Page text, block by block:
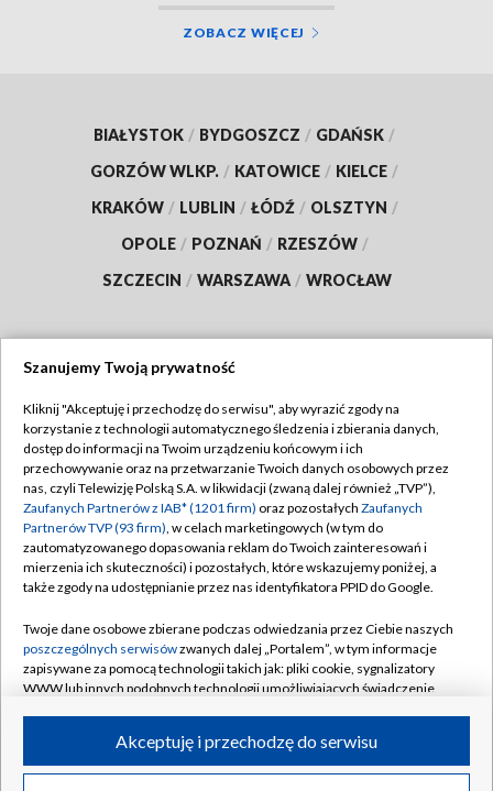
ZOBACZ WIĘCEJ
BIAŁYSTOK / BYDGOSZCZ / GDAŃSK /
GORZÓW WLKP. / KATOWICE / KIELCE /
KRAKÓW / LUBLIN / ŁÓDŹ / OLSZTYN /
OPOLE / POZNAŃ / RZESZÓW /
SZCZECIN / WARSZAWA / WROCŁAW
TVP
Abonament TVP
Emisja w TVP
Centrum informacji TVP
Naziemna Telewizja Cyfrowa
Rada Programowa
System NOS
Informacje o nadawcy
Program dla prasy
Regulamin TVP
Polityka prywatności
Moje zgody
Pomoc
Kontakt
Kanały
©2026 Telewizja Polska S.A. w likwidacji
Szanujemy Twoją prywatność
Kliknij "Akceptuję i przechodzę do serwisu", aby wyrazić zgody na
korzystanie z technologii automatycznego śledzenia i zbierania danych,
dostęp do informacji na Twoim urządzeniu końcowym i ich
przechowywanie oraz na przetwarzanie Twoich danych osobowych przez
nas, czyli Telewizję Polską S.A. w likwidacji (zwaną dalej również „TVP”),
Zaufanych Partnerów z IAB* (1201 firm) oraz pozostałych Zaufanych
Partnerów TVP (93 firm), w celach marketingowych (w tym do
zautomatyzowanego dopasowania reklam do Twoich zainteresowań i
mierzenia ich skuteczności) i pozostałych, które wskazujemy poniżej, a
także zgody na udostępnianie przez nas identyfikatora PPID do Google.
Twoje dane osobowe zbierane podczas odwiedzania przez Ciebie naszych
poszczególnych serwisówzwanych dalej „Portalem”, w tym informacje
zapisywane za pomocą technologii takich jak: pliki cookie, sygnalizatory
WWW lub innych podobnych technologii umożliwiających świadczenie
ruchu w Internecie.Akceptuję i przechodzę do serwisu